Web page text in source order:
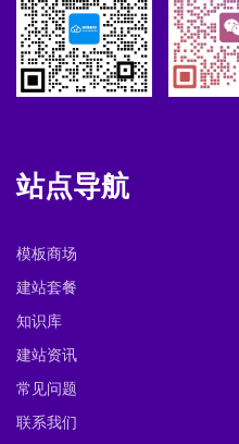
站点导航
模板商场
建站套餐
知识库
建站资讯
常见问题
联系我们